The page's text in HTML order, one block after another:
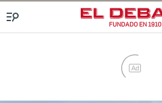
FUNDADO EN 1910
Menú
Ad